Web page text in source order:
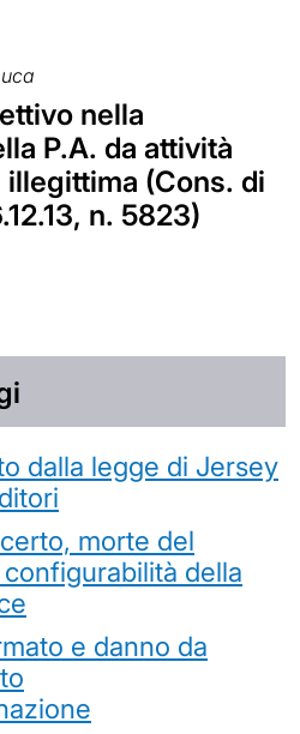
nella
P.A. da attività
(Cons. di
n. 5823)
dalla legge di Jersey
morte del
della
e danno da